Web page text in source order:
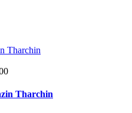
Tharchin
Tharchin